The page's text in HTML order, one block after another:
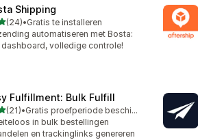
Shipping
5 sterren
(24) in totaal
•Gratis te installeren
automatiseren met Bosta:
dashboard, volledige controle!
Fulfillment: Bulk Fulfill
5 sterren
(21) in totaal
•
Gratis proefperiode beschikbaar
in bulk bestellingen
en trackinglinks genereren